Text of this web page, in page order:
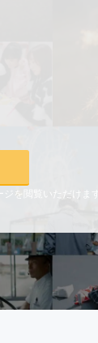
ーマンス
を閲覧いただけます